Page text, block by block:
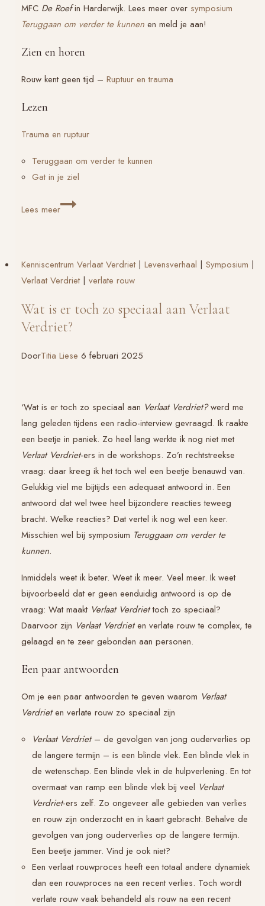
MFC De Roefin Harderwijk. Lees meer over symposium
Teruggaan om verder te kunnen en meld je aan!
Zien en horen
Rouw kent geen tijd – Ruptuur en trauma
Lezen
Trauma en ruptuur
Teruggaan om verder te kunnen
Gat in je ziel
Lees meerVerlaat
suïcidegedachten
Kenniscentrum Verlaat Verdriet | Levensverhaal | Symposium |
Verlaat Verdriet | verlate rouw
Wat is er toch zo speciaal aan Verlaat
Verdriet?
DoorTitia Liese 6 februari 2025
‘Wat is er toch zo speciaal aan Verlaat Verdriet?werd me
lang geleden tijdens een radio-interview gevraagd. Ik raakte
een beetje in paniek. Zo heel lang werkte ik nog niet met
Verlaat Verdriet-ers in de workshops. Zo’n rechtstreekse
vraag: daar kreeg ik het toch wel een beetje benauwd van.
Gelukkig viel me bijtijds een adequaat antwoord in. Een
antwoord dat wel twee heel bijzondere reacties teweeg
bracht. Welke reacties? Dat vertel ik nog wel een keer.
Misschien wel bij symposium Teruggaan om verder te
kunnen.
Inmiddels weet ik beter. Weet ik meer. Veel meer. Ik weet
bijvoorbeeld dat er geen eenduidig antwoord is op de
vraag: Wat maakt Verlaat Verdriettoch zo speciaal?
Daarvoor zijn Verlaat Verdrieten verlate rouw te complex, te
gelaagd en te zeer gebonden aan personen.
Een paar antwoorden
Om je een paar antwoorden te geven waarom Verlaat
Verdrieten verlate rouw zo speciaal zijn
Verlaat Verdriet– de gevolgen van jong ouderverlies op
de langere termijn – is een blinde vlek. Een blinde vlek in
de wetenschap. Een blinde vlek in de hulpverlening. En tot
overmaat van ramp een blinde vlek bij veel Verlaat
Verdriet-ers zelf. Zo ongeveer alle gebieden van verlies
en rouw zijn onderzocht en in kaart gebracht. Behalve de
gevolgen van jong ouderverlies op de langere termijn.
Een beetje jammer. Vind je ook niet?
Een verlaat rouwproces heeft een totaal andere dynamiek
dan een rouwproces na een recent verlies. Toch wordt
verlate rouw vaak behandeld als rouw na een recent